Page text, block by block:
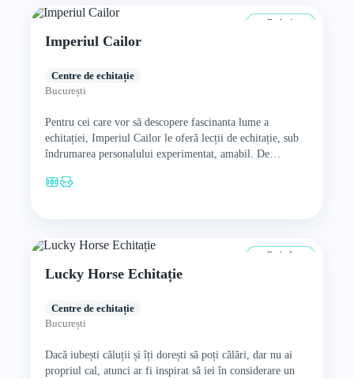
De la 4 ani
Imperiul Cailor
Centre de echitație
București
Pentru cei care vor să descopere fascinanta lume a
echitației, Imperiul Cailor le oferă lecții de echitație, sub
îndrumarea personalului experimentat, amabil. De
De la 8 ani
Lucky Horse Echitație
Centre de echitație
București
Dacă iubești căluții și îți dorești să poți călări, dar nu ai
propriul cal, atunci ar fi inspirat să iei în considerare un